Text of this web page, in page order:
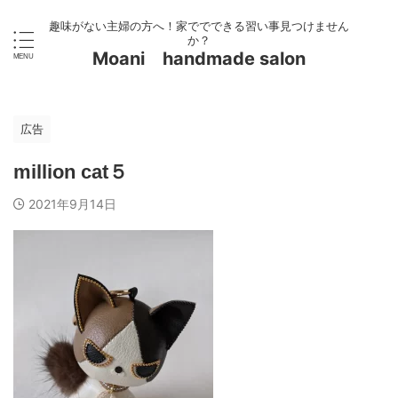
趣味がない主婦の方へ！家ででできる習い事見つけません
か？
Moani handmade salon
広告
million cat５
2021年9月14日